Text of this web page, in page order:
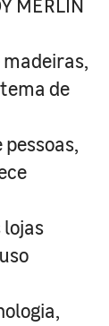
de
lojas